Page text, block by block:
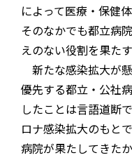
によって医療・保健
そのなかでも都立病
えのない役割を果た
新たな感染拡大が
優先する都立・公社
したことは言語道断
ロナ感染拡大のもと
病院が果たしてきた